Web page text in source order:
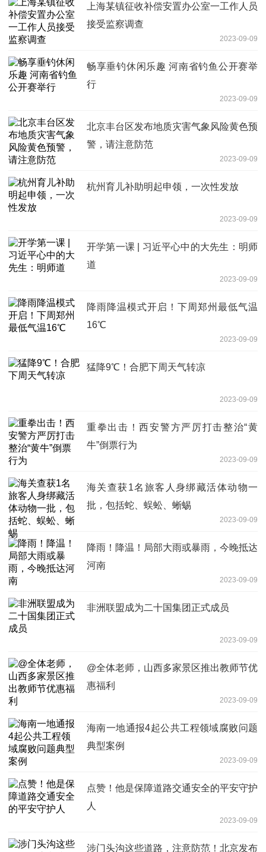
上海某镇征收补偿安置办公室一工作人员
接受监察调查
2023-09-09
畅享垂钓休闲乐趣 河南省钓鱼公开赛举
行
2023-09-09
北京丰台区发布地质灾害气象风险黄色预
警，请注意防范
2023-09-09
杭州育儿补助明起申领，一次性发放
2023-09-09
开学第一课 | 习近平心中的大先生：明师
道
2023-09-09
降雨降温模式开启！下周郑州最低气温
16℃
2023-09-09
猛降9℃！合肥下周天气转凉
2023-09-09
重拳出击！西安警方严厉打击整治“黄
牛”倒票行为
2023-09-09
海关查获1名旅客人身绑藏活体动物一
批，包括蛇、蜈蚣、蜥蜴
2023-09-09
降雨！降温！局部大雨或暴雨，今晚抵达
河南
2023-09-09
非洲联盟成为二十国集团正式成员
2023-09-09
@全体老师，山西多家景区推出教师节优
惠福利
2023-09-09
海南一地通报4起公共工程领域腐败问题
典型案例
2023-09-09
点赞！他是保障道路交通安全的平安守护
人
2023-09-09
涉门头沟这些道路，注意防范！北京发布